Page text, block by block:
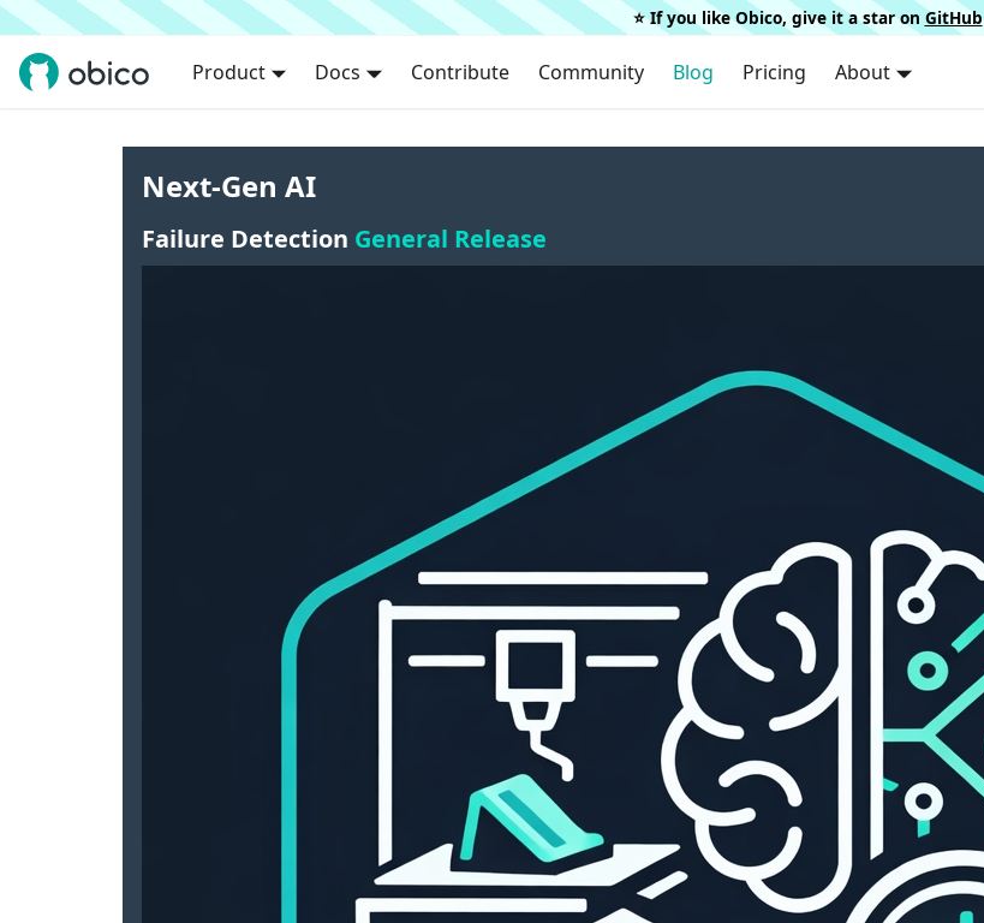
⭐️ If you like Obico, give it a star on GitHub
Product Docs Contribute Community Blog Pricing About
Next-Gen AI
Failure Detection General Release